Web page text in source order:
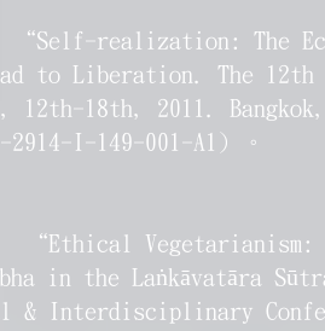
“Self-realization: The
to Liberation. The 12th
12th-18th, 2011.
2914-I-149-001-A1) 。
“Ethical Vegetarianism:
in the Laṅkāvatāra
& Interdisciplinary